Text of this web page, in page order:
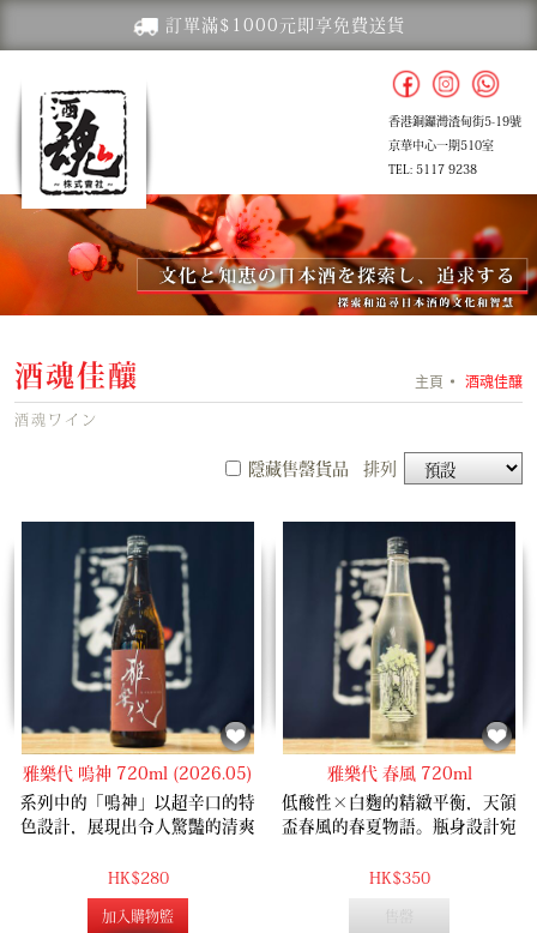
訂單滿$1000元即享免費送貨
香港銅鑼灣渣甸街5-19號
京華中心一期510室
TEL: 5117 9238
酒魂佳釀 主頁 酒魂佳釀
酒魂ワイン
隱藏售罄貨品 排列
雅樂代 嗚神 720ml (2026.05)
系列中的「鳴神」以超辛口的特
色設計，展現出令人驚豔的清爽
一本〆，利用佐渡最高峰金北山
的純淨伏流水釀造而成。葡萄酸
味加上草本香氣，口感柔和，收
HK$280
加入購物籃
雅樂代 春風 720ml
低酸性×白麴的精緻平衡，天領
盃春風的春夏物語。瓶身設計宛
過去被流放至佐渡島的上級貴
HK$350